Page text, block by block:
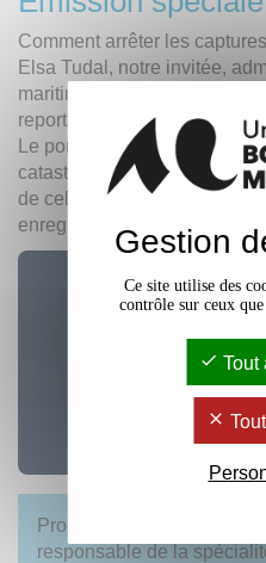
Comment arrêter les
Elsa Tudal, notre invitée,
maritimes, doit faire face à
reportages, des
Le port de plaisance, le plus
catastrophe
de celles et ceux qui ont
enregistrée le vendredi 7 avril.
Productions réalisées avec
responsable de la
Gestion
Ce site utilise des
contrôle sur ceux
Tout